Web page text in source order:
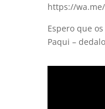
https://
Espero que
Paqui –